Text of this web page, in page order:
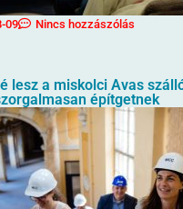
09 Nincs hozzászólás
lesz a miskolci Avas
építgetnek